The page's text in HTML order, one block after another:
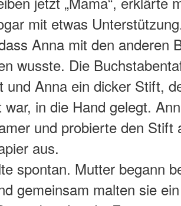
mit etwas
Anna mit den anderen
wusste. Die
und Anna ein dicker Stift,
war, in die Hand gelegt.
und probierte den Stift
aus.
spontan. Mutter begann
gemeinsam malten sie